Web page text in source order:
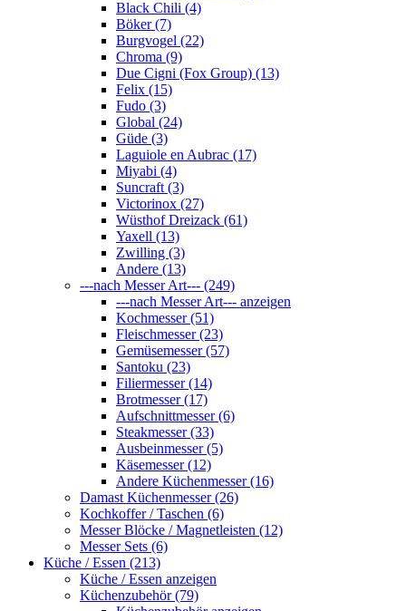
Black Chili (4)
Böker (7)
Burgvogel (22)
Chroma (9)
Due Cigni (Fox Group) (13)
Felix (15)
Fudo (3)
Global (24)
Güde (3)
Laguiole en Aubrac (17)
Miyabi (4)
Suncraft (3)
Victorinox (27)
Wüsthof Dreizack (61)
Yaxell (13)
Zwilling (3)
Andere (13)
---nach Messer Art--- (249)
---nach Messer Art--- anzeigen
Kochmesser (51)
Fleischmesser (23)
Gemüsemesser (57)
Santoku (23)
Filiermesser (14)
Brotmesser (17)
Aufschnittmesser (6)
Steakmesser (33)
Ausbeinmesser (5)
Käsemesser (12)
Andere Küchenmesser (16)
Damast Küchenmesser (26)
Kochkoffer / Taschen (6)
Messer Blöcke / Magnetleisten (12)
Messer Sets (6)
Küche / Essen (213)
Küche / Essen anzeigen
Küchenzubehör (79)